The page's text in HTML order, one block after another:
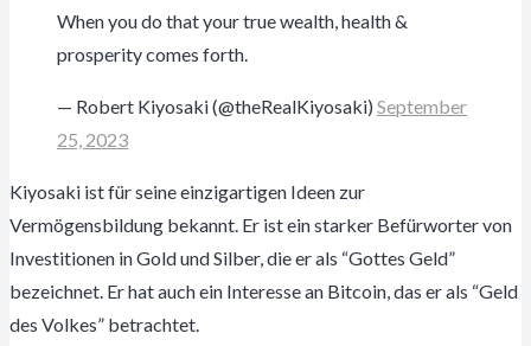
When you do that your true wealth, health &
prosperity comes forth.
— Robert Kiyosaki (@theRealKiyosaki) September
25, 2023
Kiyosaki ist für seine einzigartigen Ideen zur
Vermögensbildung bekannt. Er ist ein starker Befürworter von
Investitionen in Gold und Silber, die er als “Gottes Geld”
bezeichnet. Er hat auch ein Interesse an Bitcoin, das er als “Geld
des Volkes” betrachtet.